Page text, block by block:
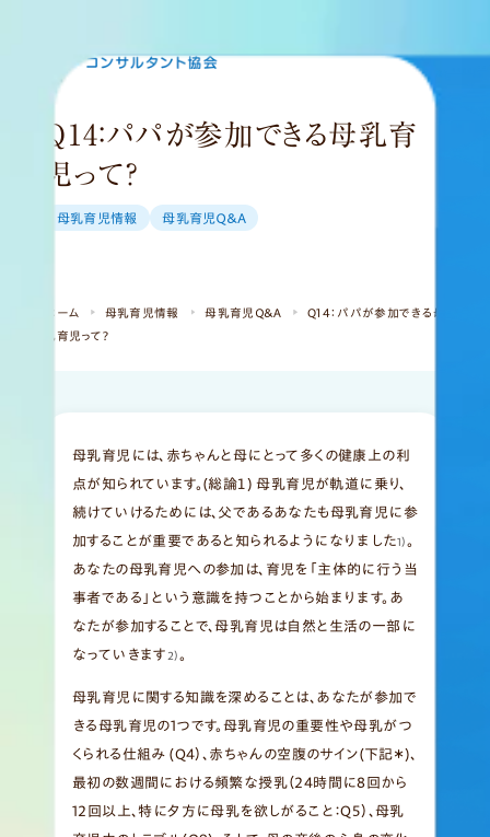
Q14：パパが参加できる母乳育
児って？
母乳育児情報 母乳育児Ｑ＆Ａ
ホーム 母乳育児情報 母乳育児Ｑ＆Ａ
Q14：パパが参加できる母
乳育児って？
母乳育児には、赤ちゃんと母にとって多くの健康上の利
点が知られています。(総論１) 母乳育児が軌道に乗り、
続けていけるためには、父であるあなたも母乳育児に参
加することが重要であると知られるようになりました1）。
あなたの母乳育児への参加は、育児を「主体的に行う当
事者である」という意識を持つことから始まります。あ
なたが参加することで、母乳育児は自然と生活の一部に
なっていきます 2）。
母乳育児に関する知識を深めることは、あなたが参加で
きる母乳育児の1つです。母乳育児の重要性や母乳がつ
くられる仕組み (Q4）、赤ちゃんの空腹のサイン(下記＊)、
最初の数週間における頻繁な授乳（24時間に8回から
12回以上、特に夕方に母乳を欲しがること：Q５）、母乳